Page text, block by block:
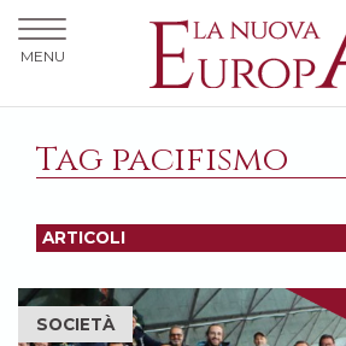
Tag pacifismo
ARTICOLI
SOCIETÀ
MENU